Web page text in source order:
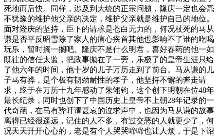
死地而后快。同样，涉及到大统的正宗问题，隆庆一定也会毫
不犹豫的维护他父亲的决定，维护父亲就是维护自己的地位。
面对隆庆的坚持，臣下的请求是苍白无力的，何况杖死的马从
谦是否平反昭雪除了家人的痛心疾首其他也影响不了谁的吃喝
玩乐，暂时搁一搁吧。隆庆不是什么明君，喜好春药的他一如
既往的信任太监，把政事抛在了一旁，乐极了的皇帝生涯只给
了他六年的时间，他十岁的儿子万历走到了前台。马从谦的儿
子马有骅，是个极有韧劲耐性的孝子，他坚持不懈的奔走请
求，终于在万历十九年感动了朱翊钧，这个创下明朝在位48年
最长纪录，同时也创下了中国历史上皇帝不上朝28年记录的一
代奇葩，在马有骅吁请甚哀的泣求声中，也因为马从谦的故事
离得已经很遥远，记住的人不多，有过交恶的人就更少了，何
况天天开开心心的，老是有个人哭哭啼啼也让人烦，于是下诏